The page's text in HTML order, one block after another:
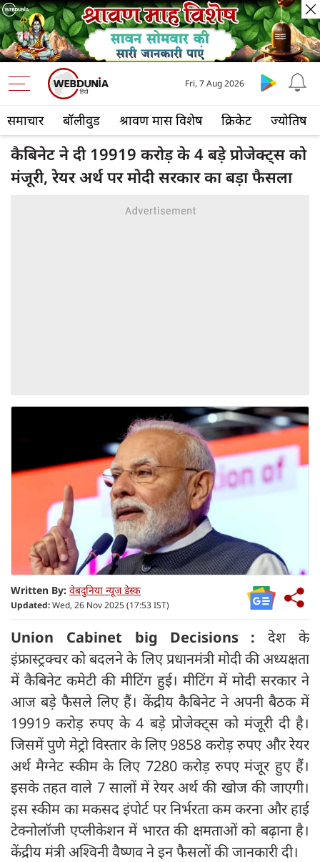
समाचार बॉलीवुड श्रावण मास विशेष क्रिकेट ज्योतिष
Fri, 7 Aug 2026
कैबिनेट ने दी 19919 करोड़ के 4 बड़े प्रोजेक्ट्स को
मंजूरी, रेयर अर्थ पर मोदी सरकार का बड़ा फैसला
Written By: वेबदुनिया न्यूज डेस्क
Updated:Wed, 26 Nov 2025 (17:53 IST)
Union Cabinet big Decisions :देश के
इंफ्रास्ट्रक्चर को बदलने के लिए प्रधानमंत्री मोदी की अध्यक्षता
में कैबिनेट कमेटी की मीटिंग हुई। मीटिंग में मोदी सरकार ने
आज बड़े फैसले लिए हैं। केंद्रीय कैबिनेट ने अपनी बैठक में
19919 करोड़ रुपए के 4 बड़े प्रोजेक्ट्स को मंजूरी दी है।
जिसमें पुणे मेट्रो विस्तार के लिए 9858 करोड़ रुपए और रेयर
अर्थ मैग्नेट स्कीम के लिए 7280 करोड़ रुपए मंजूर हुए हैं।
इसके तहत वाले 7 सालों में रेयर अर्थ की खोज की जाएगी।
इस स्कीम का मकसद इंपोर्ट पर निर्भरता कम करना और हाई
टेक्नोलॉजी एप्लीकेशन में भारत की क्षमताओं को बढ़ाना है।
केंद्रीय मंत्री अश्विनी वैष्णव ने इन फैसलों की जानकारी दी।